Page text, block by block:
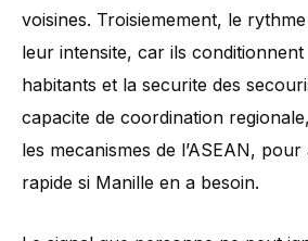
voisines. Troisiemement, le
leur intensite, car ils
habitants et la securite des
capacite de coordination
les mecanismes de l’ASEAN,
rapide si Manille en a besoin.